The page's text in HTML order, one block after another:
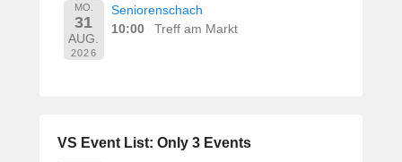
MO.
31
AUG.
2026
Seniorenschach
10:00
Treff am Markt
VS Event List: Only 3 Events